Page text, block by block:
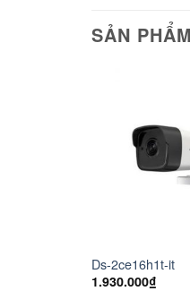
SẢN
Ds-2ce16h1t-it
1.930.000₫